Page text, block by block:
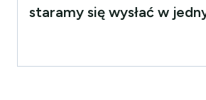
staramy się wysłać w